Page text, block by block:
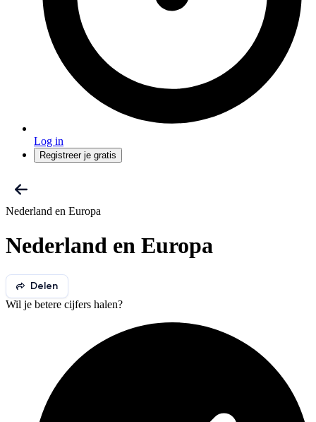
Log in
Registreer je gratis
Nederland en Europa
Nederland en Europa
Delen
Wil je betere cijfers halen?